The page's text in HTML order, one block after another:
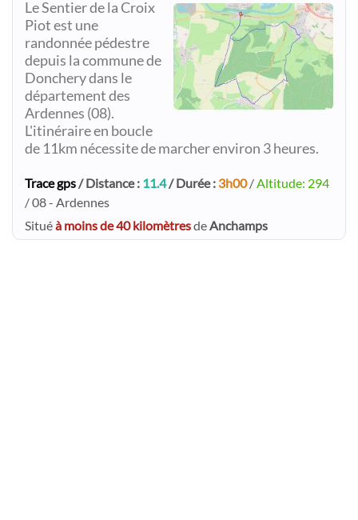
Le Sentier de la Croix
Piot est une
randonnée pédestre
depuis la commune de
Donchery dans le
département des
Ardennes (08).
L'itinéraire en boucle
de 11km nécessite de marcher environ 3 heures.
Trace gps/ Distance : 11.4/ Durée : 3h00/Altitude: 294
/ 08 - Ardennes
Situéà moins de 40 kilomètresdeAnchamps